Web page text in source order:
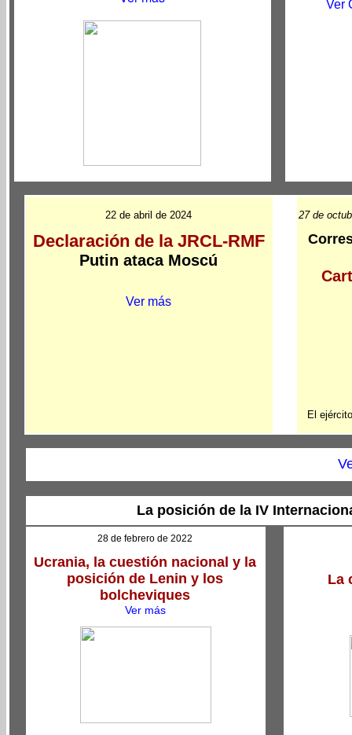
Ver
22 de abril de 2024
Declaración de la JRCL-RMF
Putin ataca Moscú
Ver más
27 de
El
La posición de la IV
28 de febrero de 2022
Ucrania, la cuestión nacional y la
posición de Lenin y los
bolcheviques
Ver más
La